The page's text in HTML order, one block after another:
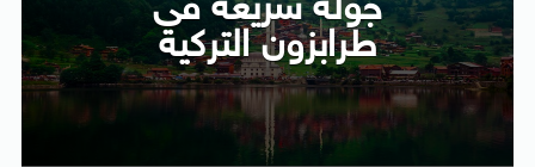
جولة سريعة فى
طرابزون التركية